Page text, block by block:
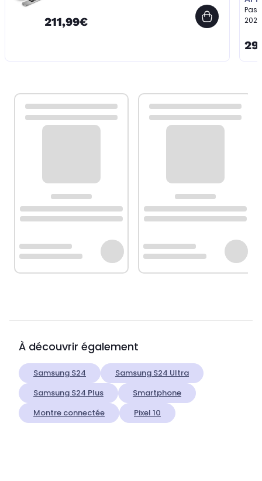
211,99€
2022
À découvrir également
Samsung S24
Samsung S24 Ultra
Samsung S24 Plus
Smartphone
Montre connectée
Pixel 10